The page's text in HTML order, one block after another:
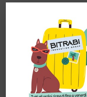
garantire uno sviluppo